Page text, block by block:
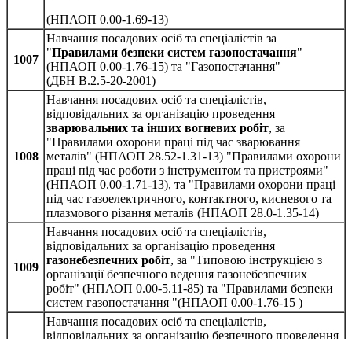
(НПАОП 0.00-1.69-13)
1007
Навчання посадових осіб та спеціалістів за
"Правилами безпеки систем газопостачання"
(НПАОП 0.00-1.76-15) та "Газопостачання"
(ДБН В.2.5‑20‑2001)
1008
Навчання посадових осіб та спеціалістів,
відповідальних за організацію проведення
зварювальних та інших вогневих робіт, за
"Правилами охорони праці під час зварювання
металів" (НПАОП 28.52-1.31-13) "Правилами охорони
праці під час роботи з інструментом та пристроями"
(НПАОП 0.00-1.71-13), та "Правилами охорони праці
під час газоелектричного, контактного, кисневого та
плазмового різання металів (НПАОП 28.0-1.35-14)
1009
Навчання посадових осіб та спеціалістів,
відповідальних за організацію проведення
газонебезпечних робіт, за "Типовою інструкцією з
організації безпечного ведення газонебезпечних
робіт" (НПАОП 0.00-5.11-85) та "Правилами безпеки
систем газопостачання "(НПАОП 0.00-1.76-15 )
Навчання посадових осіб та спеціалістів,
відповідальних за організацію безпечного проведення